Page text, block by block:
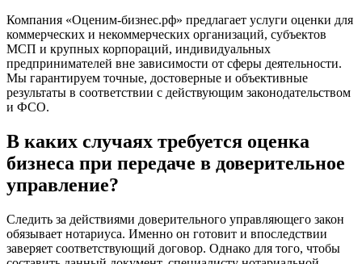
Компания «Оценим-бизнес.рф» предлагает услуги оценки для
коммерческих и некоммерческих организаций, субъектов
МСП и крупных корпораций, индивидуальных
предпринимателей вне зависимости от сферы деятельности.
Мы гарантируем точные, достоверные и объективные
результаты в соответствии с действующим законодательством
и ФСО.
В каких случаях требуется оценка
бизнеса при передаче в доверительное
управление?
Следить за действиями доверительного управляющего закон
обязывает нотариуса. Именно он готовит и впоследствии
заверяет соответствующий договор. Однако для того, чтобы
Боготол
Большой Камень
Бор
Борзя
Борисоглебск
Братск
Бронницы
Бугульма
Бузулук
Буй